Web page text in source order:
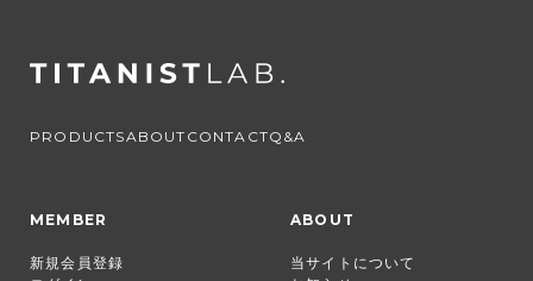
PRODUCTSABOUT CONTACTQ&A
MEMBER
新規会員登録
ABOUT
当サイトについて